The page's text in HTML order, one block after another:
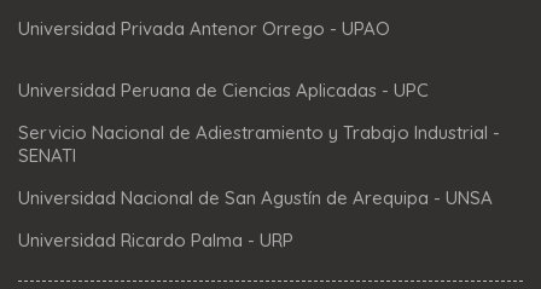
Universidad Privada Antenor Orrego - UPAO
Universidad Peruana de Ciencias Aplicadas - UPC
Servicio Nacional de Adiestramiento y Trabajo Industrial -
SENATI
Universidad Nacional de San Agustín de Arequipa - UNSA
Universidad Ricardo Palma - URP